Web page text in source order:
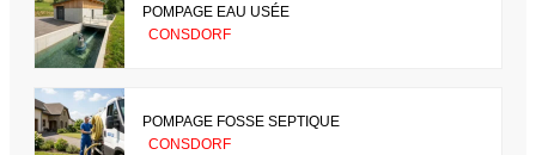
POMPAGE EAU USÉE
CONSDORF
POMPAGE FOSSE SEPTIQUE
CONSDORF